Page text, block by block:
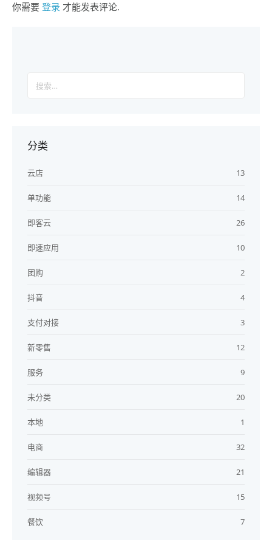
你需要 登录 才能发表评论.
索：
分类
云店 13
单功能 14
即客云 26
即速应用 10
团购 2
抖音 4
支付对接 3
新零售 12
服务 9
未分类 20
本地 1
电商 32
编辑器 21
视频号 15
餐饮 7